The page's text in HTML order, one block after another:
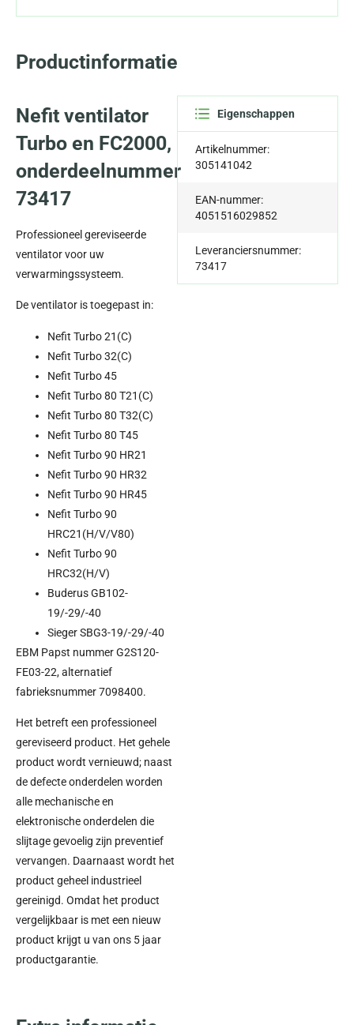
Productinformatie
Nefit ventilator
Turbo en FC2000,
onderdeelnummer
73417
Professioneel gereviseerde
ventilator voor uw
verwarmingssysteem.
De ventilator is toegepast in:
Nefit Turbo 21(C)
Nefit Turbo 32(C)
Nefit Turbo 45
Nefit Turbo 80 T21(C)
Nefit Turbo 80 T32(C)
Nefit Turbo 80 T45
Nefit Turbo 90 HR21
Nefit Turbo 90 HR32
Nefit Turbo 90 HR45
Nefit Turbo 90
HRC21(H/V/V80)
Nefit Turbo 90
HRC32(H/V)
Buderus GB102-
19/-29/-40
Sieger SBG3-19/-29/-40
EBM Papst nummer G2S120-
FE03-22, alternatief
fabrieksnummer 7098400.
Het betreft een professioneel
gereviseerd product. Het gehele
product wordt vernieuwd; naast
de defecte onderdelen worden
alle mechanische en
elektronische onderdelen die
slijtage gevoelig zijn preventief
vervangen. Daarnaast wordt het
product geheel industrieel
gereinigd. Omdat het product
vergelijkbaar is met een nieuw
product krijgt u van ons 5 jaar
productgarantie.
Eigenschappen
Artikelnummer:
305141042
EAN-nummer:
4051516029852
Leveranciersnummer:
73417